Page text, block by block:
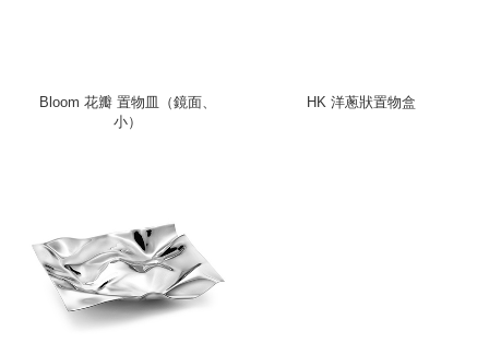
Bloom 花瓣 置物皿（鏡面、
小）
HK 洋蔥狀置物盒